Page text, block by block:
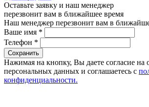
Оставьте заявку и наш менеджер
перезвонит вам в ближайшее время
Наш менеджер перезвонит вам в
Ваше имя *
Телефон *
Сохранить
Нажимая на кнопку, Вы даете согласие на
персональных данных и соглашаетесь с
конфиденциальности.